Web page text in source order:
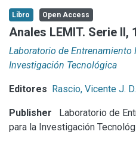
Aportar material
Statistics
Libro Open Access
Anales LEMIT. Serie II,
Laboratorio de
Investigación Tecnológica
Editores Rascio, Vicente J. D.
Publisher
Laboratorio de
para la Investigación